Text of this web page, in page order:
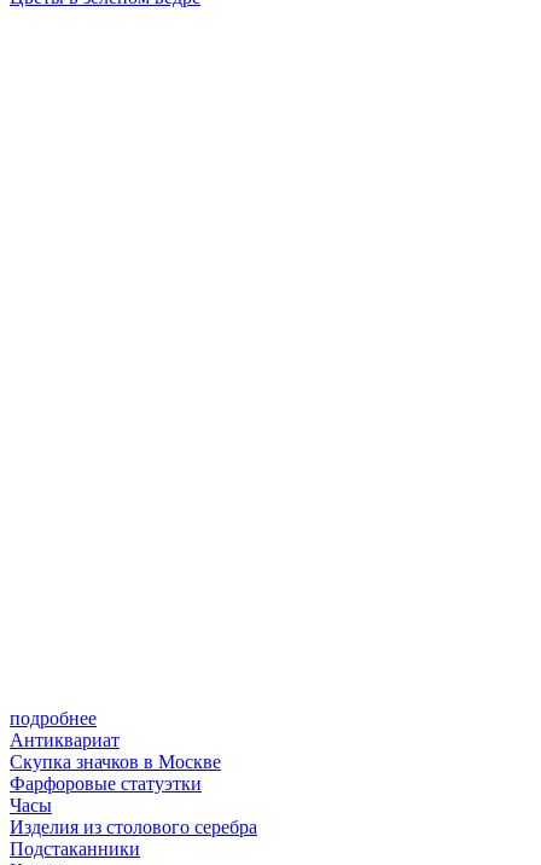
подробнее
Антиквариат
Скупка значков в Москве
Фарфоровые статуэтки
Часы
Изделия из столового серебра
Подстаканники